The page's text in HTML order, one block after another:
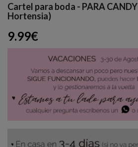
Cartel para boda - PARA
Hortensia)
9.99€